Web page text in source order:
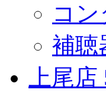
コ
補聴
上尾店